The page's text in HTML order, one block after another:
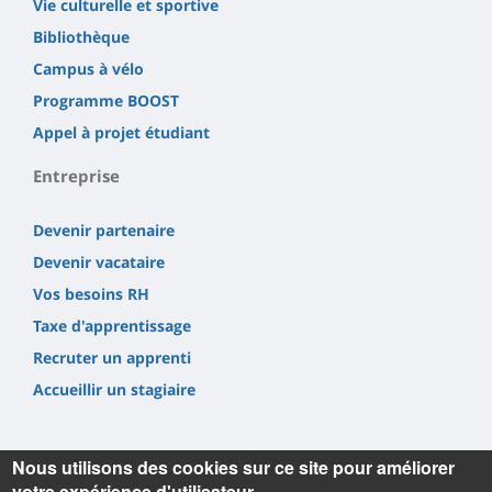
Vie culturelle et sportive
Bibliothèque
Campus à vélo
Programme BOOST
Appel à projet étudiant
Entreprise
Devenir partenaire
Devenir vacataire
Vos besoins RH
Taxe d'apprentissage
Recruter un apprenti
Accueillir un stagiaire
Nous utilisons des cookies sur ce site pour améliorer